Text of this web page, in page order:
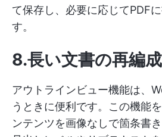
て保存し、必要に応じてPDF
す。
8.長い文書の再編成
アウトラインビュー機能は、
うときに便利です。この機能
ンテンツを画像なしで箇条書